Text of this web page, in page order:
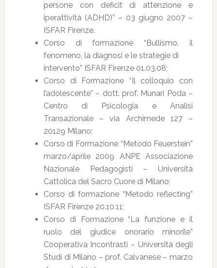
persone con deficit di attenzione e
iperattività (ADHD)” – 03 giugno 2007 –
ISFAR Firenze.
Corso di formazione “Bullismo, il
fenomeno, la diagnosi e le strategie di
intervento” ISFAR Firenze 01.03.08;
Corso di Formazione “Il colloquio con
l’adolescente” – dott. prof. Munari Poda –
Centro di Psicologia e Analisi
Transazionale – via Archimede 127 –
20129 Milano;
Corso di Formazione “Metodo Feuerstein”
marzo/aprile 2009 ANPE Associazione
Nazionale Pedagogisti – Università
Cattolica del Sacro Cuore di Milano;
Corso di formazione “Metodo reflecting”
ISFAR Firenze 20.10.11;
Corso di Formazione “La funzione e il
ruolo del giudice onorario minorile”
Cooperativa Incontrasti – Università degli
Studi di Milano – prof. Calvanese – marzo